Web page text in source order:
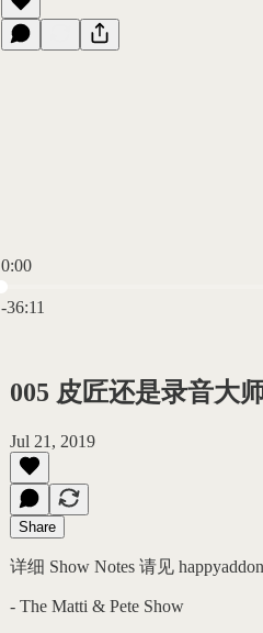
0:00
-36:11
005 皮匠还是录音大
Jul 21, 2019
Share
详细 Show Notes 请见
- The Matti & Pete Show